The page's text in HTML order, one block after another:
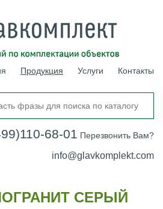
Продукция Услуги Контакты
68-01 Перезвонить Вам?
info@glavkomplekt.com
СЕРЫЙ